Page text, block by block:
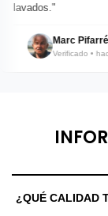
lavados."
Marc Pifarré
Verificado • hace
¿QUÉ CALIDAD